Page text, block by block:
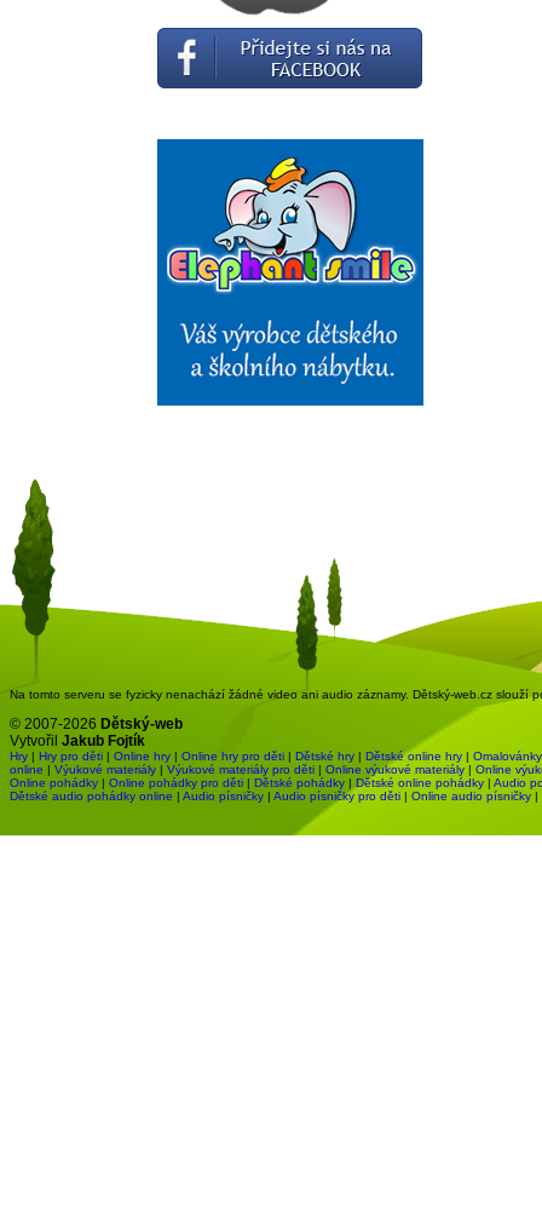
Na tomto serveru se fyzicky nenachází žádné video ani audio záznamy. Dětský-web.cz slouží
© 2007-2026 Dětský-web
Vytvořil Jakub Fojtík
Hry | Hry pro děti | Online hry | Online hry pro děti | Dětské hry | Dětské online hry | Omalovánky
online | Výukové materiály | Výukové materiály pro děti | Online výukové materiály | Online
Online pohádky | Online pohádky pro děti | Dětské pohádky | Dětské online pohádky | Audio
Dětské audio pohádky online | Audio písničky | Audio písničky pro děti | Online audio písničky |